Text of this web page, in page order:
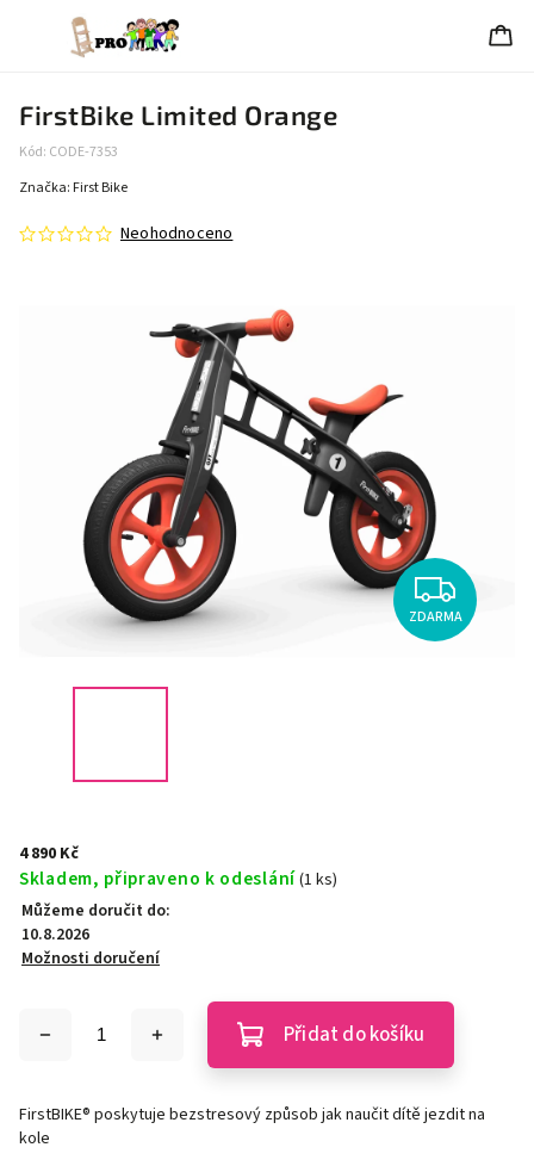
FirstBike Limited Orange
Kód: CODE-7353
Neohodnoceno
Značka: First Bike
ZDARMA
4 890 Kč
Skladem, připraveno k odeslání(1 ks)
Můžeme doručit do:
10.8.2026
Možnosti doručení
Přidat do košíku
FirstBIKE® poskytuje bezstresový způsob jak naučit dítě jezdit na
kole